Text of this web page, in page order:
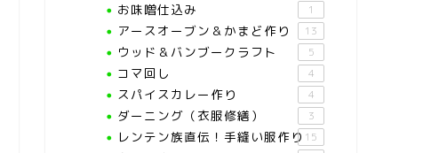
お味噌仕込み 1
アースオーブン＆かまど作り 13
ウッド＆バンブークラフト 5
コマ回し 4
スパイスカレー作り 4
ダーニング（衣服修繕） 3
レンテン族直伝！手縫い服作り 15